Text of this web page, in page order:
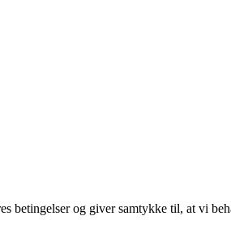
og giver samtykke til, at vi